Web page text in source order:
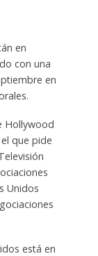
en
con una
en
Hollywood
que pide
Unidos
está en